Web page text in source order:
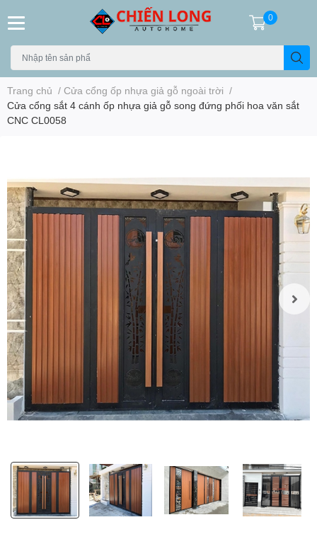
0
Trang chủ / Cửa cổng ốp nhựa giả gỗ ngoài trời /
Cửa cổng sắt 4 cánh ốp nhựa giả gỗ song đứng phối hoa văn sắt
CNC CL0058